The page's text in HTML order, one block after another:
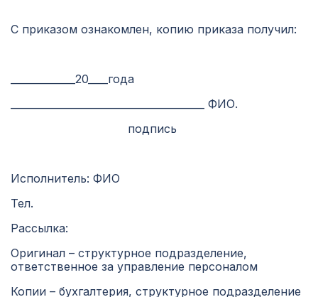
С приказом ознакомлен, копию приказа получил:
_____________20____года
_______________________________________ ФИО.
подпись
Исполнитель: ФИО
Тел.
Рассылка:
Оригинал – структурное подразделение,
ответственное за управление персоналом
Копии – бухгалтерия, структурное подразделение